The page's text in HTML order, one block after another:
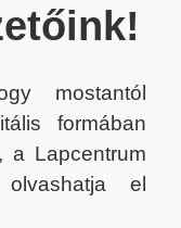
mostantól
formában
a Lapcentrum
el